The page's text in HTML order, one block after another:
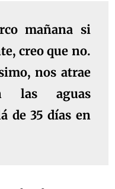
mañana si
creo que no.
nos atrae
aguas
de 35 días en